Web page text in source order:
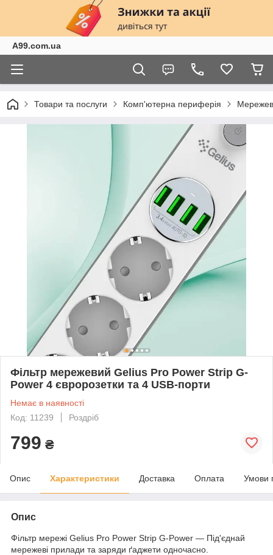
A99.com.ua
Товари та послуги Комп'ютерна периферія
Фільтр мережевий Gelius Pro Power Strip G-
Power 4 євророзетки та 4 USB-порти
Немає в наявності
Код: 11239
Роздріб
799 ₴
Опис Характеристики Доставка Оплата Умови
Опис
Фільтр мережі Gelius Pro Power Strip G-Power — Під'єднай
мережеві прилади та заряди ґаджети одночасно.